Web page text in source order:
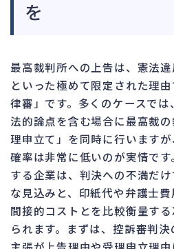
を
最高裁判所への上告は、憲法
といった極めて限定された理
律審」です。多くのケースで
法的論点を含む場合に最高裁
理申立て」を同時に行います
確率は非常に低いのが実情で
する企業は、判決への不満だ
な見込みと、印紙代や弁護士
間接的コストとを比較衡量す
られます。まずは、控訴審判